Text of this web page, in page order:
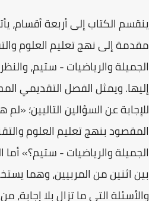
ينقسم الكتاب إلى أربعة أقسام،
مقدمة إلى نهج تعليم العلوم
الجميلة والرياضيات - ستيم،
إليها. ويمثل الفصل التقديمي
للإجابة عن السؤالين التاليين؛
المقصود بنهج تعليم العلوم
الجميلة والرياضيات - ستيم؟»
بين اثنين من المربيين، وهما
والأسئلة التي ما تزال بلا